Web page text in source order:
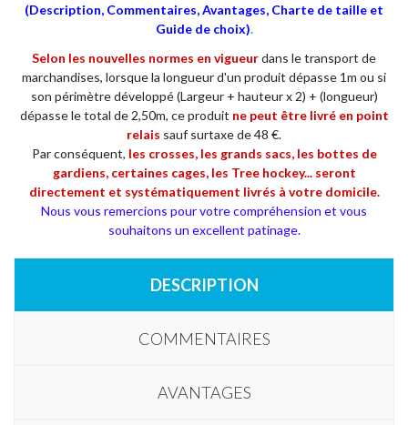
(Description, Commentaires, Avantages, Charte de taille et
Guide de choix).
Selon les nouvelles normes en vigueurdans le transport de
marchandises, lorsque la longueur d'un produit dépasse 1m ou si
son périmètre développé (Largeur + hauteur x 2) + (longueur)
dépasse le total de 2,50m, ce produit ne peut être livré en point
relais sauf surtaxe de 48 €.
Par conséquent, les crosses, les grands sacs, les bottes de
gardiens, certaines cages, les Tree hockey... seront
directement et systématiquement livrés à votre domicile.
Nous vous remercions pour votre compréhension et vous
souhaitons un excellent patinage.
DESCRIPTION
COMMENTAIRES
AVANTAGES